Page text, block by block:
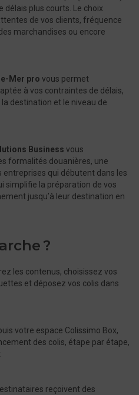
délais plus courts. Le choix
de vos clients, ​​fréquence
marchandises ou encore
Mer ​​​​​​pro vous permet
à vos contraintes de délais,
destination et le niveau de
Business vous
formalités douanières, une
entreprises qui débutent dans les
simplifie la préparation de vos
jusqu’à leur destination en
?
les contenus, choisissez vos
et déposez vos colis dans
votre espace​ Colissimo Box,
des colis, étape par étape,
reçoivent des